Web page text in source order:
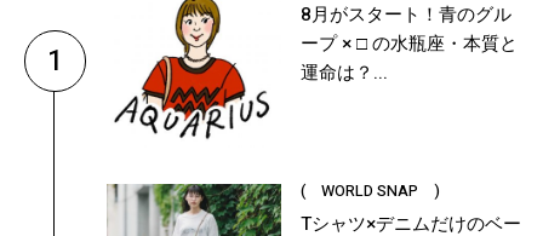
1
8月がスタート！青のグル
ープ × □ の水瓶座・本質と
運命は？...
( WORLD SNAP )
Tシャツ×デニムだけのベー